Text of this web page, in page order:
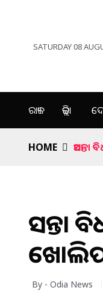
SATURDAY 08
ରାଜ୍ୟ ଜିଲ୍ଲା
HOME
By - Odia News